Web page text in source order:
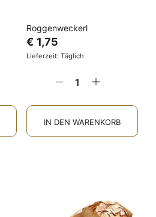
Roggenweckerl
€ 1,75
Lieferzeit: Täglich
IN DEN WARENKORB